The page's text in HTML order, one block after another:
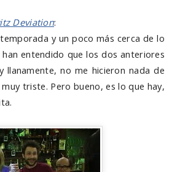
Deviation:
y un poco más cerca de lo
entendido que los dos anteriores
no me hicieron nada de
triste. Pero bueno, es lo que hay,